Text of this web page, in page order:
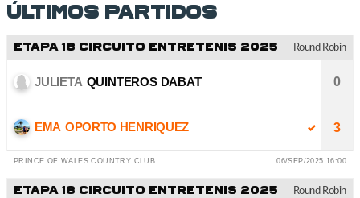
Últimos partidos
ETAPA 18 CIRCUITO ENTRETENIS 2025 Round Robin
JULIETA QUINTEROS DABAT 0
EMA OPORTO HENRIQUEZ 3
PRINCE OF WALES COUNTRY CLUB 06/SEP/2025 16:00
ETAPA 18 CIRCUITO ENTRETENIS 2025 Round Robin